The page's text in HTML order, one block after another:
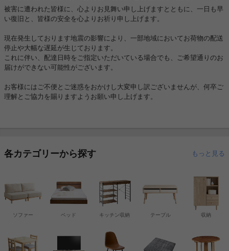
被害に遭われた皆様に、心よりお見舞い申し上げますとともに、一日も早
い復旧と、皆様の安全を心よりお祈り申し上げます。
現在発生しております地震の影響により、一部地域においてお荷物の配送
停止や大幅な遅延が生じております。
これに伴い、配達日時をご指定いただいている場合でも、ご希望通りのお
届けができない可能性がございます。
お客様にはご不便とご迷惑をおかけし大変申し訳ございませんが、何卒ご
理解とご協力を賜りますようお願い申し上げます。
各カテゴリーから探す もっと見る
ソファー ベッド 収納
キッチン収納 テーブル